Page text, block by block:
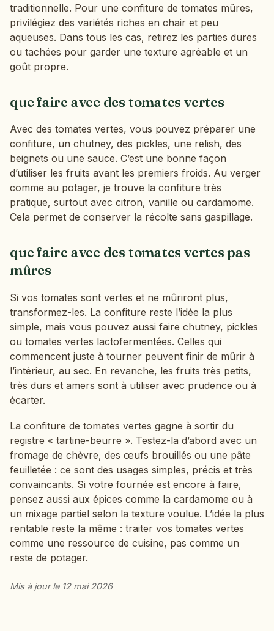
traditionnelle. Pour une confiture de tomates mûres,
privilégiez des variétés riches en chair et peu
aqueuses. Dans tous les cas, retirez les parties dures
ou tachées pour garder une texture agréable et un
goût propre.
que faire avec des tomates vertes
Avec des tomates vertes, vous pouvez préparer une
confiture, un chutney, des pickles, une relish, des
beignets ou une sauce. C’est une bonne façon
d’utiliser les fruits avant les premiers froids. Au verger
comme au potager, je trouve la confiture très
pratique, surtout avec citron, vanille ou cardamome.
Cela permet de conserver la récolte sans gaspillage.
que faire avec des tomates vertes pas
mûres
Si vos tomates sont vertes et ne mûriront plus,
transformez-les. La confiture reste l’idée la plus
simple, mais vous pouvez aussi faire chutney, pickles
ou tomates vertes lactofermentées. Celles qui
commencent juste à tourner peuvent finir de mûrir à
l’intérieur, au sec. En revanche, les fruits très petits,
très durs et amers sont à utiliser avec prudence ou à
écarter.
La confiture de tomates vertes gagne à sortir du
registre « tartine-beurre ». Testez-la d’abord avec un
fromage de chèvre, des œufs brouillés ou une pâte
feuilletée : ce sont des usages simples, précis et très
convaincants. Si votre fournée est encore à faire,
pensez aussi aux épices comme la cardamome ou à
un mixage partiel selon la texture voulue. L’idée la plus
rentable reste la même : traiter vos tomates vertes
comme une ressource de cuisine, pas comme un
reste de potager.
Mis à jour le 12 mai 2026